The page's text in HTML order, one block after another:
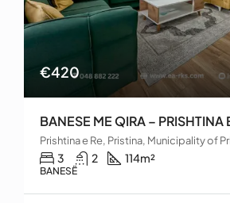
€420
BANESE ME QIRA – PRISHTINA
3 2 114m²
BANESË